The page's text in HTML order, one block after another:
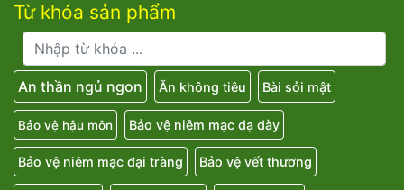
Từ khóa sản phẩm
An thần ngủ ngon Ăn không tiêu Bài sỏi mật
Bảo vệ hậu môn Bảo vệ niêm mạc dạ dày
Bảo vệ niêm mạc đại tràng Bảo vệ vết thương